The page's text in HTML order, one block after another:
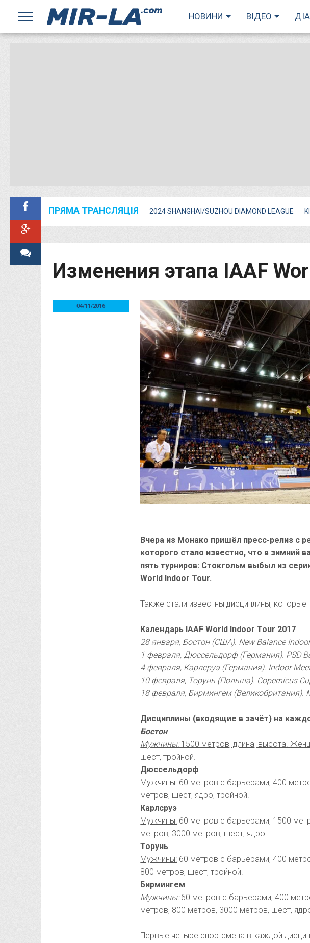
НОВИНИ ВІДЕО
ПРЯМА ТРАНСЛЯЦІЯ 2024 SHANGHAI/SUZHOU DIAMOND LEAGUE
Изменения этапа IAAF
Вчера из Монако пришёл пресс-релиз с
которого стало известно, что в зимний
пять турниров: Стокгольм выбыл из
World Indoor Tour.
Также стали известны дисциплины,
Календарь IAAF World Indoor Tour 2017
28 января, Бостон (США). New Balance
1 февраля, Дюссельдорф (Германия). PSD
4 февраля, Карлсруэ (Германия). Indoor
10 февраля, Торунь (Польша). Copernicus
18 февраля, Бирмингем (Великобритания).
Дисциплины (входящие в зачёт) на
Бостон
Мужчины:1500 метров, длина, высота.
шест, тройной.
Дюссельдорф
Мужчины: 60 метров с барьерами, 400
метров, шест, ядро, тройной.
Карлсруэ
Мужчины: 60 метров с барьерами, 1500
метров, 3000 метров, шест, ядро.
Торунь
Мужчины: 60 метров с барьерами, 400
800 метров, шест, тройной.
Бирмингем
Мужчины:60 метров с барьерами, 400
метров, 800 метров, 3000 метров, шест,
Первые четыре спортсмена в каждой
04/11/2016